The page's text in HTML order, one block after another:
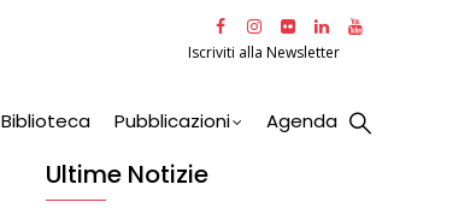
Iscriviti alla Newsletter
Biblioteca Pubblicazioni Agenda
Ultime Notizie